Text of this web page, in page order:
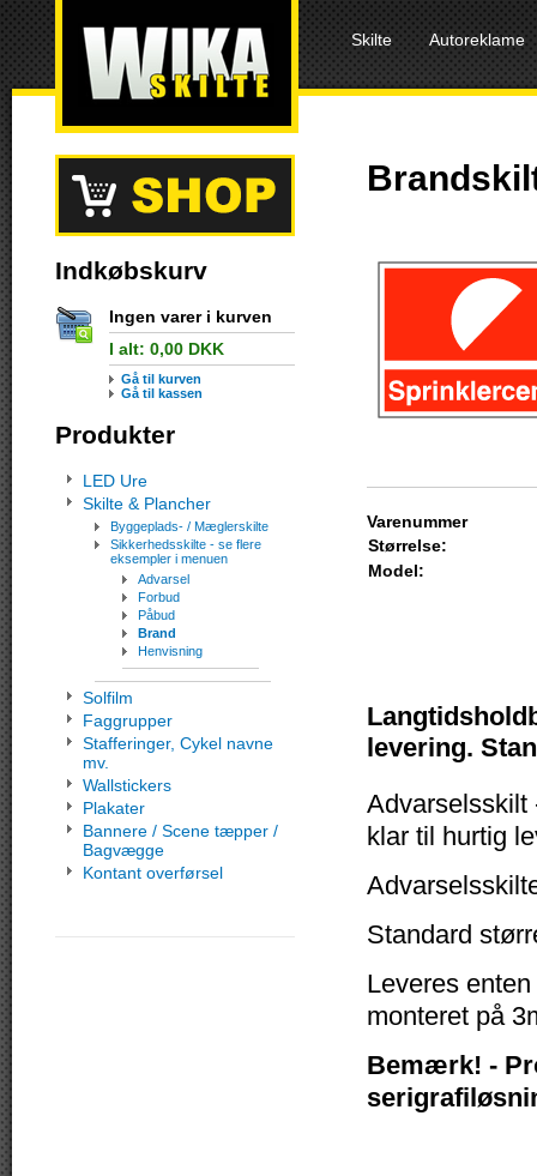
Skilte Autoreklame
Indkøbskurv
Ingen varer i kurven
I alt: 0,00 DKK
Gå til kurven
Gå til kassen
Produkter
LED Ure
Skilte & Plancher
Byggeplads- / Mæglerskilte
Sikkerhedsskilte - se flere
eksempler i menuen
Advarsel
Forbud
Påbud
Brand
Henvisning
Solfilm
Faggrupper
Stafferinger, Cykel navne
mv.
Wallstickers
Plakater
Bannere / Scene tæpper /
Bagvægge
Kontant overførsel
Varenummer
Størrelse:
Model:
levering.
Advarselsskilt
klar til hurtig
Standard
Leveres
monteret på
Bemærk! -